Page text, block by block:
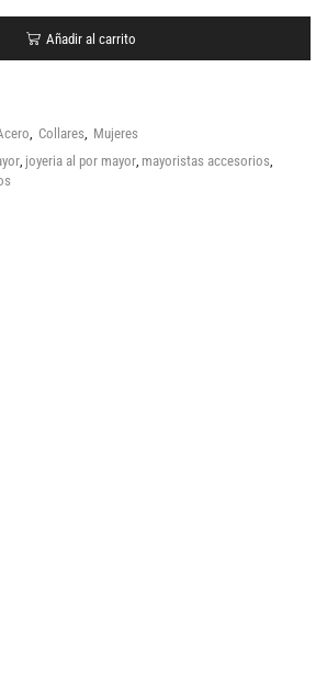
Añadir al carrito
, Collares, Mujeres
, joyeria al por mayor, mayoristas accesorios,